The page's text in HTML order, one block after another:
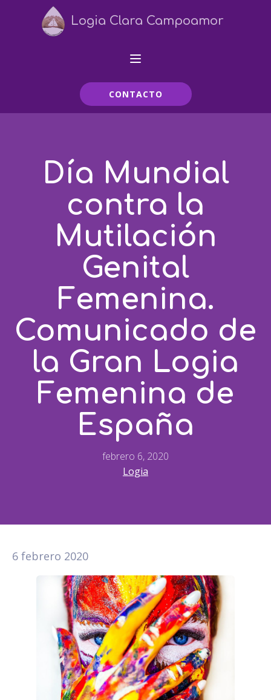
Logia Clara Campoamor
CONTACTO
Día Mundial
contra la
Mutilación
Genital
Femenina.
Comunicado de
la Gran Logia
Femenina de
España
febrero 6, 2020
Logia
6 febrero 2020